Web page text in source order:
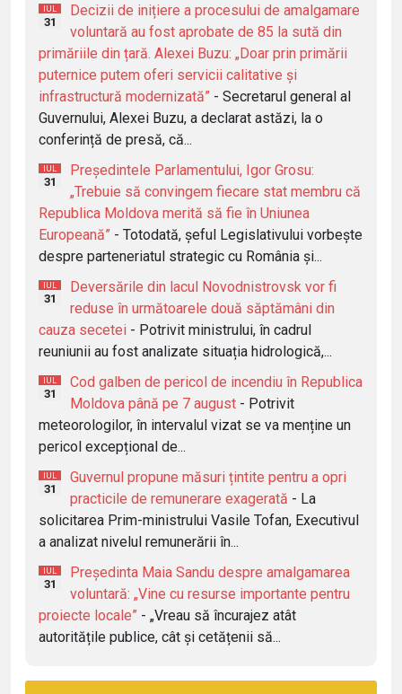
IUL
31
Decizii de inițiere a procesului de amalgamare
voluntară au fost aprobate de 85 la sută din
primăriile din țară. Alexei Buzu: „Doar prin primării
puternice putem oferi servicii calitative și
infrastructură modernizată” - Secretarul general al
Guvernului, Alexei Buzu, a declarat astăzi, la o
conferință de presă, că...
IUL
31
Președintele Parlamentului, Igor Grosu:
„Trebuie să convingem fiecare stat membru că
Republica Moldova merită să fie în Uniunea
Europeană” - Totodată, șeful Legislativului vorbește
despre parteneriatul strategic cu România și...
IUL
31
Deversările din lacul Novodnistrovsk vor fi
reduse în următoarele două săptămâni din
cauza secetei - Potrivit ministrului, în cadrul
reuniunii au fost analizate situația hidrologică,...
IUL
31
Cod galben de pericol de incendiu în Republica
Moldova până pe 7 august - Potrivit
meteorologilor, în intervalul vizat se va menține un
pericol excepțional de...
IUL
31
Guvernul propune măsuri țintite pentru a opri
practicile de remunerare exagerată - La
solicitarea Prim-ministrului Vasile Tofan, Executivul
a analizat nivelul remunerării în...
IUL
31
Președinta Maia Sandu despre amalgamarea
voluntară: „Vine cu resurse importante pentru
proiecte locale” - „Vreau să încurajez atât
autoritățile publice, cât și cetățenii să...